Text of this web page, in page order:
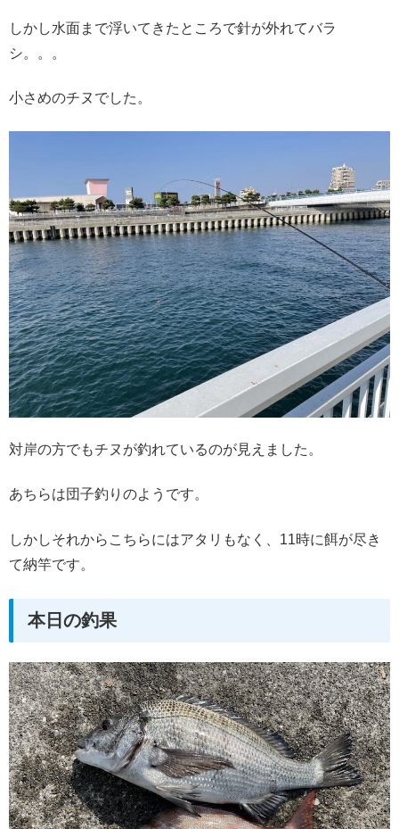
しかし水面まで浮いてきたところで針が外れてバラ
シ。。。
小さめのチヌでした。
対岸の方でもチヌが釣れているのが見えました。
あちらは団子釣りのようです。
しかしそれからこちらにはアタリもなく、11時に餌が尽き
て納竿です。
本日の釣果